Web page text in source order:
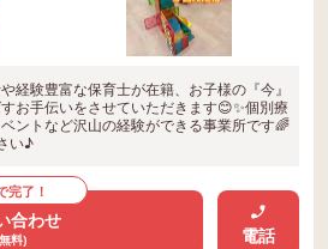
経験豊富な保育士が在籍、お子様の『今』
お手伝いをさせていただきます😊✨個別療
ントなど沢山の経験ができる事業所です🌈
い♪
完了！
合わせ
料) 電話